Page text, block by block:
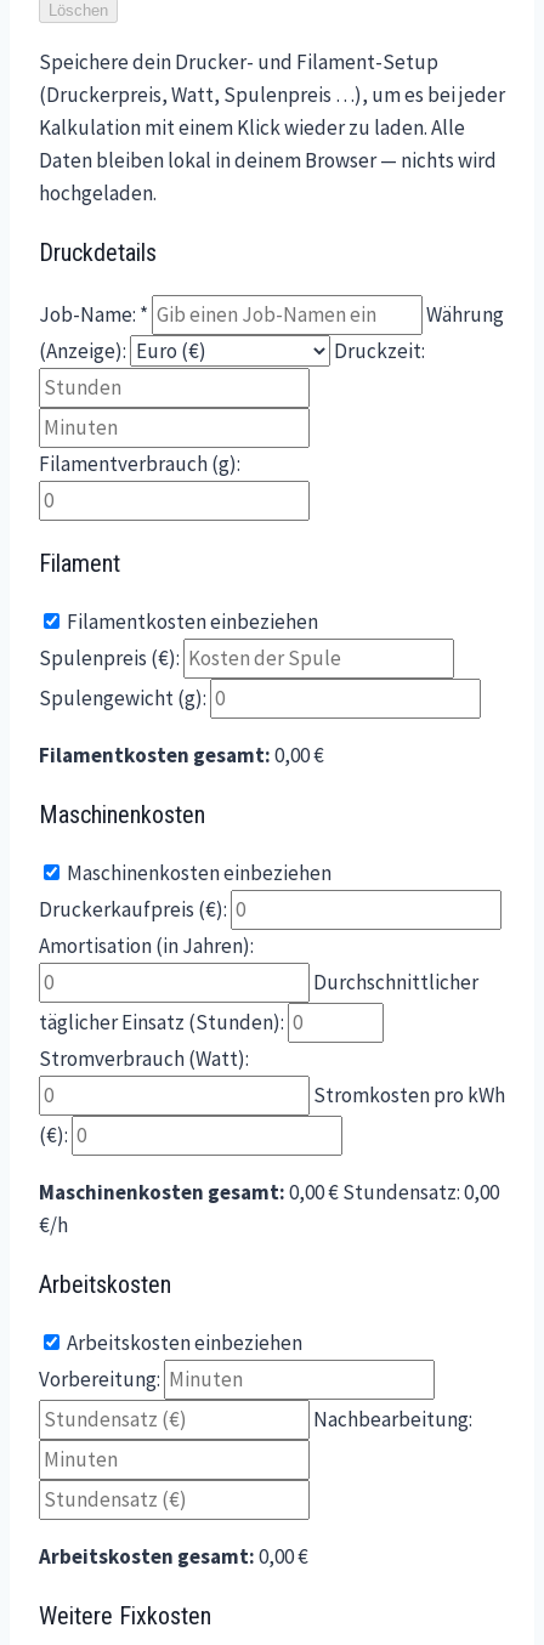
Löschen
Speichere dein Drucker- und Filament-Setup
(Druckerpreis, Watt, Spulenpreis …), um es bei jeder
Kalkulation mit einem Klick wieder zu laden. Alle
Daten bleiben lokal in deinem Browser — nichts wird
hochgeladen.
Druckdetails
Job-Name: *
Währung
(Anzeige):
Druckzeit:
Filamentverbrauch (g):
Filament
Filamentkosten einbeziehen
Spulenpreis (€):
Spulengewicht (g):
Filamentkosten gesamt:0,00 €
Maschinenkosten
Maschinenkosten einbeziehen
Druckerkaufpreis (€):
Amortisation (in Jahren):
Durchschnittlicher
täglicher Einsatz (Stunden):
Stromverbrauch (Watt):
Stromkosten pro kWh
(€):
Maschinenkosten gesamt:0,00 €Stundensatz:0,00
€/h
Arbeitskosten
Arbeitskosten einbeziehen
Vorbereitung:
Nachbearbeitung:
Arbeitskosten gesamt:0,00 €
Weitere Fixkosten